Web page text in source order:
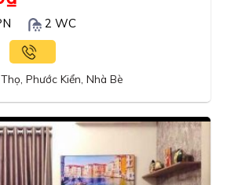
2 WC
Phước Kiển, Nhà Bè